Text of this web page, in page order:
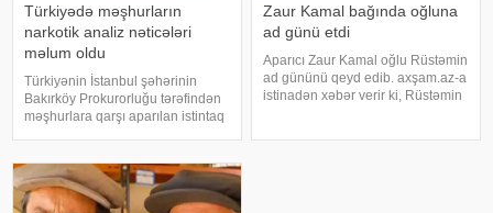
Türkiyədə məşhurların
narkotik analiz nəticələri
məlum oldu
Türkiyənin İstanbul şəhərinin
Bakırköy Prokurorluğu tərəfindən
məşhurlara qarşı aparılan istintaq
götürülmüş bioloji nümunələr
üzərində aparılan toksikoloji
analizləri
Zaur Kamal bağında oğluna
ad günü etdi
Aparıcı Zaur Kamal oğlu Rüstəmin
ad gününü qeyd edib. axşam.az-a
istinadən xəbər verir ki, Rüstəmin